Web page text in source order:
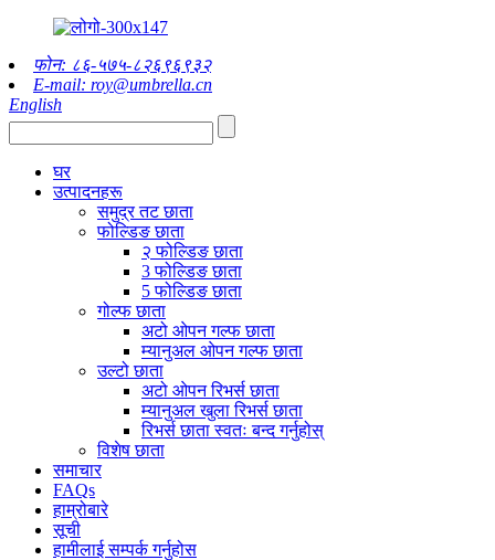
फोन: ८६-५७५-८२६९६९३२
E-mail: roy@umbrella.cn
English
घर
उत्पादनहरू
समुद्र तट छाता
फोल्डिङ छाता
२ फोल्डिङ छाता
3 फोल्डिङ छाता
5 फोल्डिङ छाता
गोल्फ छाता
अटो ओपन गल्फ छाता
म्यानुअल ओपन गल्फ छाता
उल्टो छाता
अटो ओपन रिभर्स छाता
म्यानुअल खुला रिभर्स छाता
रिभर्स छाता स्वतः बन्द गर्नुहोस्
विशेष छाता
समाचार
FAQs
हाम्रोबारे
सूची
हामीलाई सम्पर्क गर्नुहोस